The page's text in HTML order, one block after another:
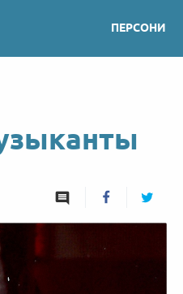
ПЕРСОНИ